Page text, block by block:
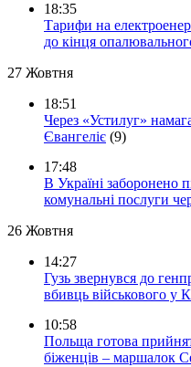
18:35
Тарифи на
до кінця
27 Жовтня
18:51
Через «Устилуг»
Євангеліє (9)
17:48
В Україні заборонено
комунальні послуги
26 Жовтня
14:27
Гузь звернувся до
вбивць військового у
10:58
Польща готова
біженців – маршалок